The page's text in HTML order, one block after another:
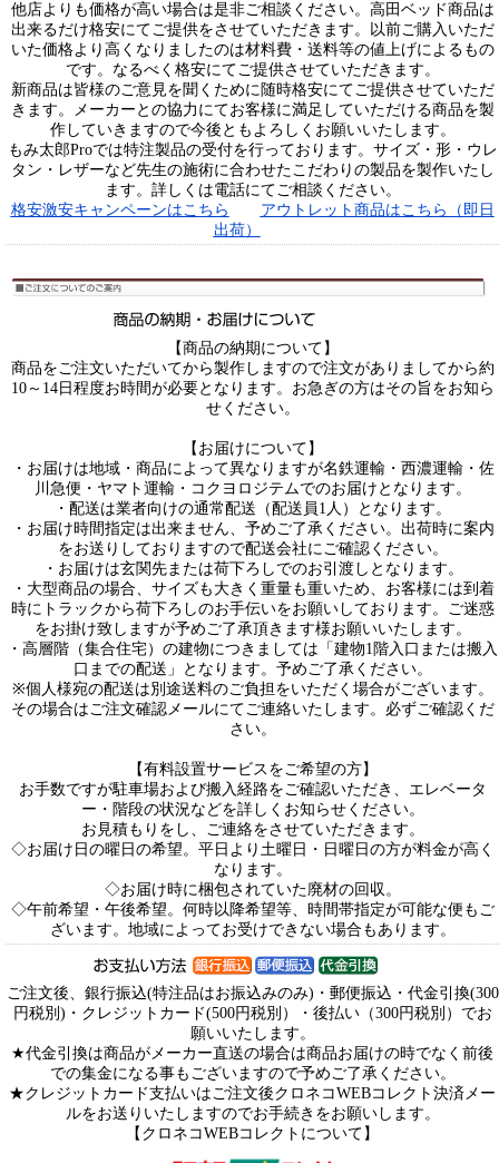
他店よりも価格が高い場合は是非ご相談ください。高田ベッド商品は
出来るだけ格安にてご提供をさせていただきます。以前ご購入いただ
いた価格より高くなりましたのは材料費・送料等の値上げによるもの
です。なるべく格安にてご提供させていただきます。
新商品は皆様のご意見を聞くために随時格安にてご提供させていただ
きます。メーカーとの協力にてお客様に満足していただける商品を製
作していきますので今後ともよろしくお願いいたします。
もみ太郎Proでは特注製品の受付を行っております。サイズ・形・ウレ
タン・レザーなど先生の施術に合わせたこだわりの製品を製作いたし
ます。詳しくは電話にてご相談ください。
格安激安キャンペーンはこちら
アウトレット商品はこちら（即日
出荷）
【商品の納期について】
商品をご注文いただいてから製作しますので注文がありましてから約
10～14日程度お時間が必要となります。お急ぎの方はその旨をお知ら
せください。
【お届けについて】
・お届けは地域・商品によって異なりますが名鉄運輸・西濃運輸・佐
川急便・ヤマト運輸・コクヨロジテムでのお届けとなります。
・配送は業者向けの通常配送（配送員1人）となります。
・お届け時間指定は出来ません、予めご了承ください。出荷時に案内
をお送りしておりますので配送会社にご確認ください。
・お届けは玄関先または荷下ろしでのお引渡しとなります。
・大型商品の場合、サイズも大きく重量も重いため、お客様には到着
時にトラックから荷下ろしのお手伝いをお願いしております。ご迷惑
をお掛け致しますが予めご了承頂きます様お願いいたします。
・高層階（集合住宅）の建物につきましては「建物1階入口または搬入
口までの配送」となります。予めご了承ください。
※個人様宛の配送は別途送料のご負担をいただく場合がございます。
その場合はご注文確認メールにてご連絡いたします。必ずご確認くだ
さい。
【有料設置サービスをご希望の方】
お手数ですが駐車場および搬入経路をご確認いただき、エレベータ
ー・階段の状況などを詳しくお知らせください。
お見積もりをし、ご連絡をさせていただきます。
◇お届け日の曜日の希望。平日より土曜日・日曜日の方が料金が高く
なります。
◇お届け時に梱包されていた廃材の回収。
◇午前希望・午後希望。何時以降希望等、時間帯指定が可能な便もご
ざいます。地域によってお受けできない場合もあります。
ご注文後、銀行振込(特注品はお振込みのみ)・郵便振込・代金引換(300
円税別)・クレジットカード(500円税別）・後払い（300円税別）でお
願いいたします。
★代金引換は商品がメーカー直送の場合は商品お届けの時でなく前後
での集金になる事もございますので予めご了承ください。
★クレジットカード支払いはご注文後クロネコWEBコレクト決済メー
ルをお送りいたしますのでお手続きをお願いします。
【クロネコWEBコレクトについて】